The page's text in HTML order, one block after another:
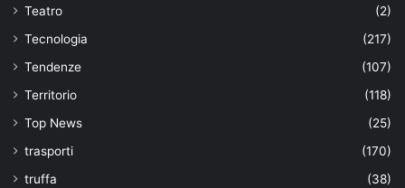
Teatro
(2)
Tecnologia
(217)
Tendenze
(107)
Territorio
(118)
Top News
(25)
trasporti
(170)
truffa
(38)